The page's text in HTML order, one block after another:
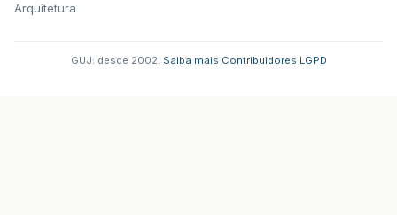
Arquitetura
GUJ: desde 2002. Saiba mais Contribuidores LGPD